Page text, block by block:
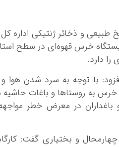
طبیعی و ذخائر ژنتیکی
زیستگاه خرس قهوه‌ای در سطح
دارد.
افزود: با توجه به سرد شدن
به روستاها و باغات حاشیه
در معرض خطر
و بختیاری گفت: